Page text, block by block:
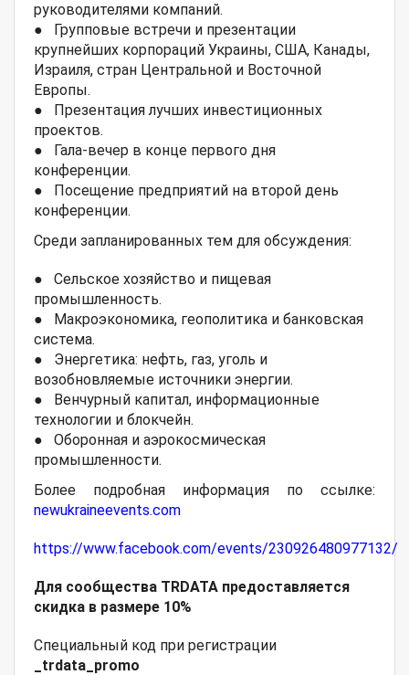
руководителями компаний.
● Групповые встречи и презентации
крупнейших корпораций Украины, США, Канады,
Израиля, стран Центральной и Восточной
Европы.
● Презентация лучших инвестиционных
проектов.
● Гала-вечер в конце первого дня
конференции.
● Посещение предприятий на второй день
конференции.
Среди запланированных тем для обсуждения:
● Сельское хозяйство и пищевая
промышленность.
● Макроэкономика, геополитика и банковская
система.
● Энергетика: нефть, газ, уголь и
возобновляемые источники энергии.
● Венчурный капитал, информационные
технологии и блокчейн.
● Оборонная и аэрокосмическая
промышленности.
Более подробная информация по ссылке:
newukraineevents.com
https://www.facebook.com/events/230926480977132/
Для сообщества TRDATA предоставляется
скидка в размере 10%
Специальный код при регистрации
_trdata_promo